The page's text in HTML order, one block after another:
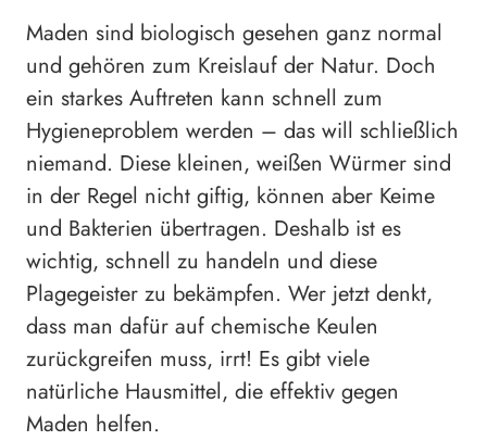
Maden sind biologisch gesehen ganz normal
und gehören zum Kreislauf der Natur. Doch
ein starkes Auftreten kann schnell zum
Hygieneproblem werden – das will schließlich
niemand. Diese kleinen, weißen Würmer sind
in der Regel nicht giftig, können aber Keime
und Bakterien übertragen. Deshalb ist es
wichtig, schnell zu handeln und diese
Plagegeister zu bekämpfen. Wer jetzt denkt,
dass man dafür auf chemische Keulen
zurückgreifen muss, irrt! Es gibt viele
natürliche Hausmittel, die effektiv gegen
Maden helfen.